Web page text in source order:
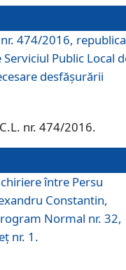
474/2016,
Public Local
desfăşurării
nr. 474/2016.
între Persu
Constantin,
Normal nr. 32,
nr. 1.